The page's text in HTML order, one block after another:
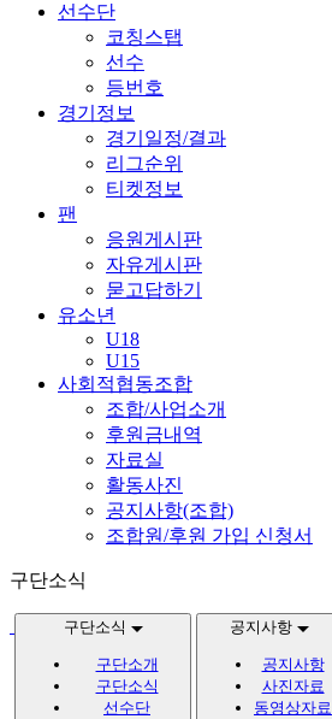
선수단
코칭스탭
선수
등번호
경기정보
경기일정/결과
리그순위
티켓정보
팬
응원게시판
자유게시판
묻고답하기
유소년
U18
U15
사회적협동조합
조합/사업소개
후원금내역
자료실
활동사진
공지사항(조합)
조합원/후원 가입 신청서
구단소식
구단소식
구단소개
구단소식
선수단
공지사항
공지사항
사진자료
동영상자료